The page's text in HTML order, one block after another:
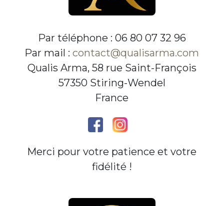
Par téléphone : 06 80 07 32 96
Par mail :contact@qualisarma.com
Qualis Arma, 58 rue Saint-François
57350 Stiring-Wendel
France
Merci pour votre patience et votre
fidélité !